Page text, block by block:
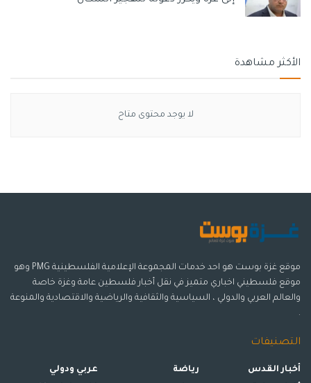
يشار إلى أن حسين الشيخ، نفى أمس الأربعاء، في بيان مقتضب
الفلسطينية إلى المحكمة الجنائية الدولية.
%d8%b9%d9%86-
%d8%a7%d9%84%d8%b1%d8%b5%d8%a7%d8%b5%d8%a9-
%d9%82%d8%aa%d9%84%d8%aa-
%d8%b4%d9%8a%d8%b1%d9%8a/
حسين الشيخ
الأكثر مشاهدة
لا يوجد محتوى متاح
موقع غزة بوست هو احد خدمات المجموعة الإعلامية الفلسطينية PMG وهو
موقع فلسطيني اخباري متميز في نقل أخبار فلسطين عامة وغزة خاصة
والعالم العربي والدولي ، السياسية والثقافية والرياضية والاقتصادية والمنوعة
.
التصنيفات
أخبار القدس
رياضة
عربي ودولي